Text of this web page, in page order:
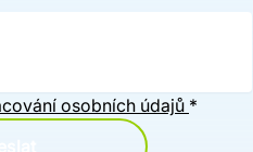
osobních údajů *